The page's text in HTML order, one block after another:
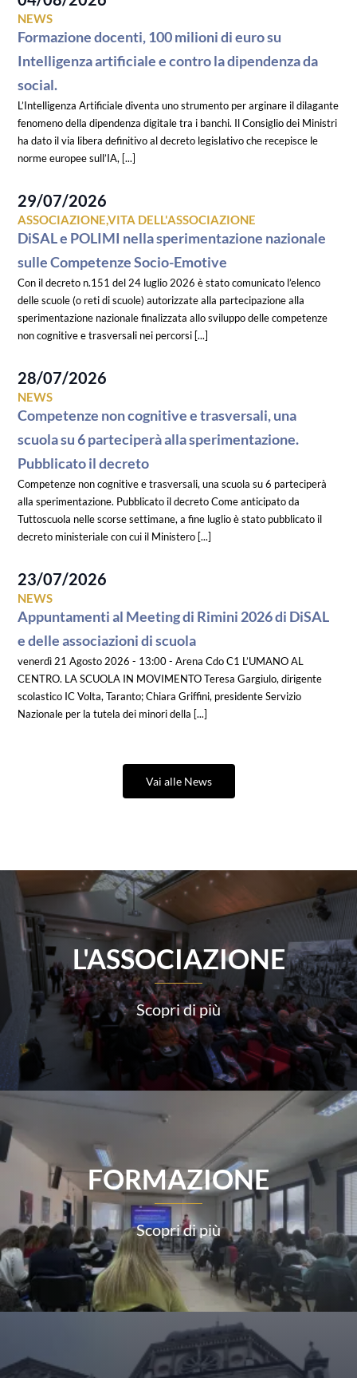
NEWS
Formazione docenti, 100 milioni di euro su
Intelligenza artificiale e contro la dipendenza da
social.
L’Intelligenza Artificiale diventa uno strumento per arginare il dilagante
fenomeno della dipendenza digitale tra i banchi. Il Consiglio dei Ministri
ha dato il via libera definitivo al decreto legislativo che recepisce le
norme europee sull’IA, [...]
29/07/2026
ASSOCIAZIONE,VITA DELL'ASSOCIAZIONE
DiSAL e POLIMI nella sperimentazione nazionale
sulle Competenze Socio-Emotive
Con il decreto n.151 del 24 luglio 2026 è stato comunicato l’elenco
delle scuole (o reti di scuole) autorizzate alla partecipazione alla
sperimentazione nazionale finalizzata allo sviluppo delle competenze
non cognitive e trasversali nei percorsi [...]
28/07/2026
NEWS
Competenze non cognitive e trasversali, una
scuola su 6 parteciperà alla sperimentazione.
Pubblicato il decreto
Competenze non cognitive e trasversali, una scuola su 6 parteciperà
alla sperimentazione. Pubblicato il decreto Come anticipato da
Tuttoscuola nelle scorse settimane, a fine luglio è stato pubblicato il
decreto ministeriale con cui il Ministero [...]
23/07/2026
NEWS
Appuntamenti al Meeting di Rimini 2026 di DiSAL
e delle associazioni di scuola
venerdì 21 Agosto 2026 - 13:00 - Arena Cdo C1 L’UMANO AL
CENTRO. LA SCUOLA IN MOVIMENTO Teresa Gargiulo, dirigente
scolastico IC Volta, Taranto; Chiara Griffini, presidente Servizio
Nazionale per la tutela dei minori della [...]
Vai alle News
L'ASSOCIAZIONE
Scopri di più
FORMAZIONE
Scopri di più